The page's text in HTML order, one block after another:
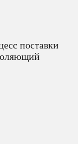
поставки